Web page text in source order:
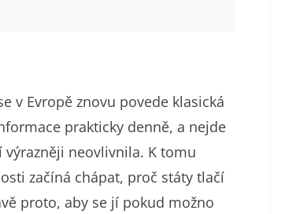
v Evropě znovu povede klasická
prakticky denně, a nejde
neovlivnila. K tomu
začíná chápat, proč státy tlačí
proto, aby se jí pokud možno